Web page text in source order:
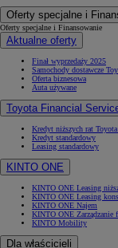
Oferty specjalne i
Oferty specjalne i Finansowanie
Aktualne oferty
Finał wyprzedaży 2025
Samochody dostawcze
Oferta biznesowa
Auta używane
Toyota Financial
Kredyt niższych rat
Kredyt standardowy
Leasing standardowy
KINTO ONE
KINTO ONE Leasing
KINTO ONE Leasing
KINTO ONE Najem
KINTO ONE Zarządzanie
KINTO Mobility
Dla właścicieli